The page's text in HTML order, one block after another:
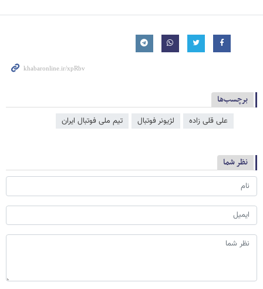
برچسب‌ها
علی قلی زاده لژیونر فوتبال تیم ملی فوتبال ایران
نظر شما